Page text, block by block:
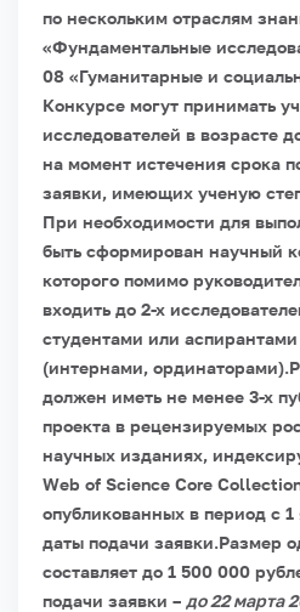
по нескольким отраслям
«Фундаментальные
08 «Гуманитарные и
Конкурсе могут принимать
исследователей в возрасте
на момент истечения срока
заявки, имеющих ученую
При необходимости для
быть сформирован научный
которого помимо
входить до 2-х
студентами или
(интернами, ординаторами).
должен иметь не менее 3-х
проекта в рецензируемых
научных изданиях,
Web of Science Core
опубликованных в период с 1
даты подачи заявки.Размер
составляет до 1 500 000
подачи заявки – до 22 марта